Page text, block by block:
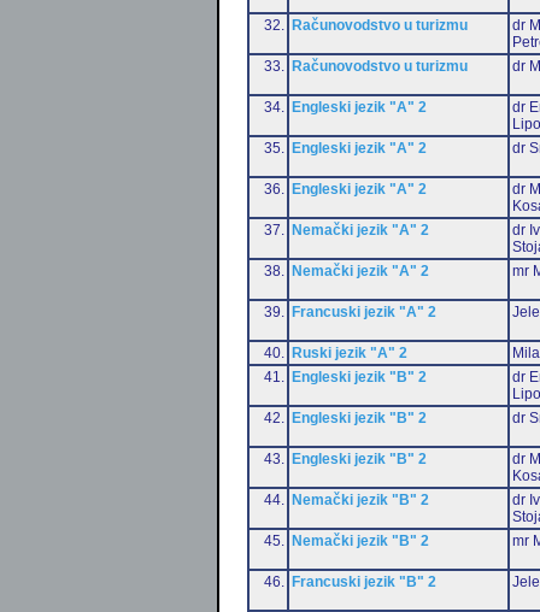
32. Računovodstvo u turizmu
dr
33.
Računovodstvo u turizmu dr
34. Engleski jezik "A" 2
dr
35.
Engleski jezik "A" 2 dr
36. Engleski jezik "A" 2
dr
37.
Nemački jezik "A" 2
dr
38.
Nemački jezik "A" 2 mr
39. Francuski jezik "A" 2
40. Ruski jezik "A" 2
41.
Engleski jezik "B" 2
dr
42.
Engleski jezik "B" 2 dr
43. Engleski jezik "B" 2
dr
44.
Nemački jezik "B" 2
dr
45.
Nemački jezik "B" 2 mr
46. Francuski jezik "B" 2